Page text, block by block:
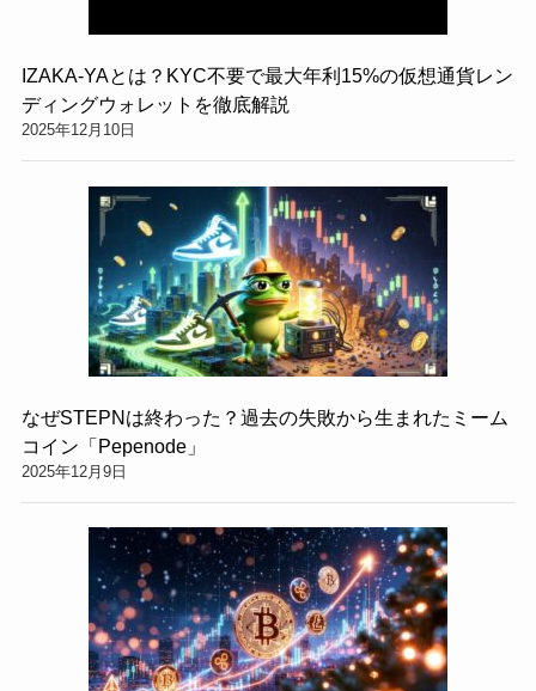
IZAKA-YAとは？KYC不要で最大年利15%の仮想通貨レン
ディングウォレットを徹底解説
2025年12月10日
なぜSTEPNは終わった？過去の失敗から生まれたミーム
コイン「Pepenode」
2025年12月9日